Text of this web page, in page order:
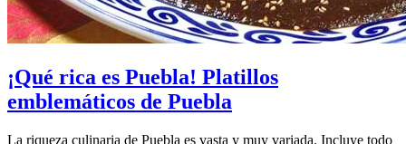
¡Qué rica es Puebla! Platillos
emblemáticos de Puebla
La riqueza culinaria de Puebla es vasta y muy variada. Incluye todo